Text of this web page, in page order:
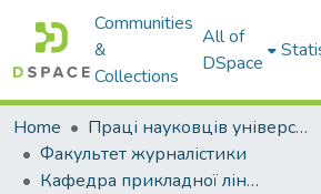
Communities
&
Collections
All of
DSpace
Home
Праці науковців університету
Факультет журналістики
Кафедра прикладної лінгвістики та літературознавства